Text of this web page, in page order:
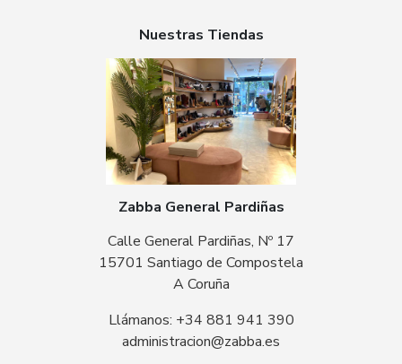
Nuestras Tiendas
Zabba General Pardiñas
Calle General Pardiñas, Nº 17
15701 Santiago de Compostela
A Coruña
Llámanos: +34 881 941 390
administracion@zabba.es